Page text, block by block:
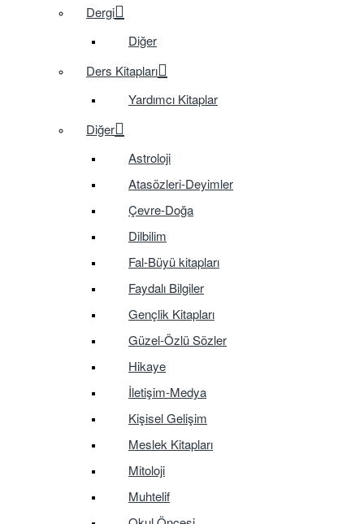
Dergi
Diğer
Ders Kitapları
Yardımcı Kitaplar
Diğer
Astroloji
Atasözleri-Deyimler
Çevre-Doğa
Dilbilim
Fal-Büyü kitapları
Faydalı Bilgiler
Gençlik Kitapları
Güzel-Özlü Sözler
Hikaye
İletişim-Medya
Kişisel Gelişim
Meslek Kitapları
Mitoloji
Muhtelif